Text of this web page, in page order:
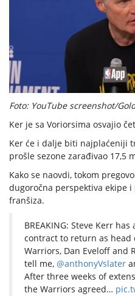
Foto: YouTube screenshot/
Ker je sa Voriorsima osvajio
Ker će i dalje biti najplaćeniji
prošle sezone zarađivao 17,5
Kako se naovdi, tokom
dugoročna perspektiva ekipe
franšiza.
BREAKING: Steve Kerr
contract to return as head
Warriors, Dan Eveloff and
tell me, @anthonyVslater
After three weeks of
the Warriors agreed…